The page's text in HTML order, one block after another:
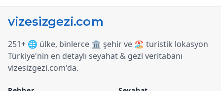
251+ 🌐 ülke, binlerce 🏛️ şehir ve 🏖️ turistik lokasyon
Türkiye'nin en detaylı seyahat & gezi veritabanı
vizesizgezi.com'da.